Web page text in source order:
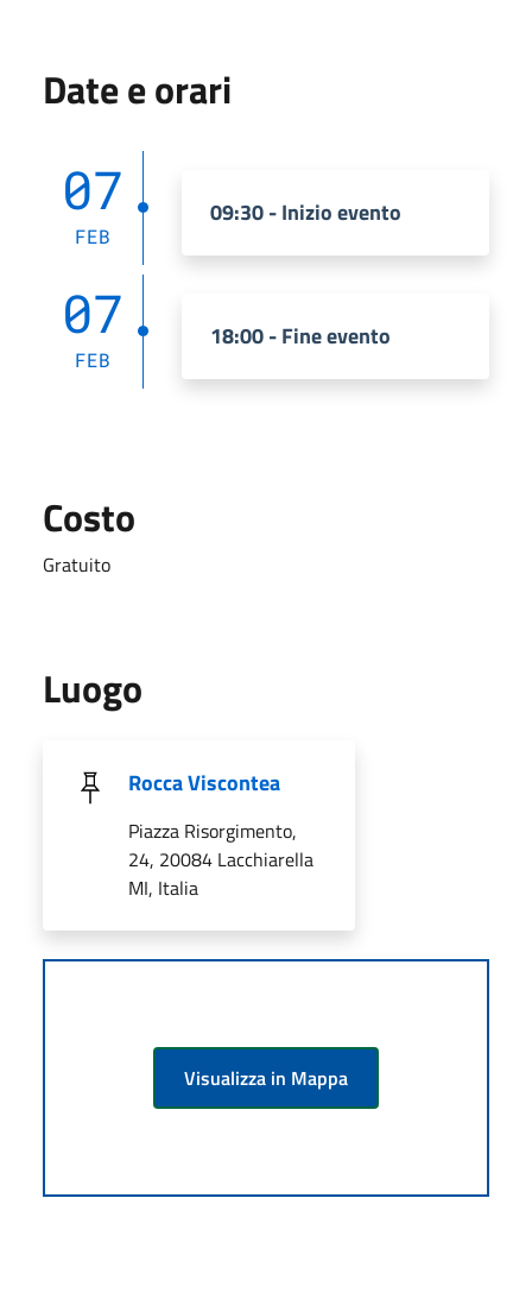
Date e orari
07
FEB
09:30 - Inizio evento
07
FEB
18:00 - Fine evento
Costo
Gratuito
Luogo
Rocca Viscontea
Piazza Risorgimento,
24, 20084 Lacchiarella
MI, Italia
Visualizza in Mappa